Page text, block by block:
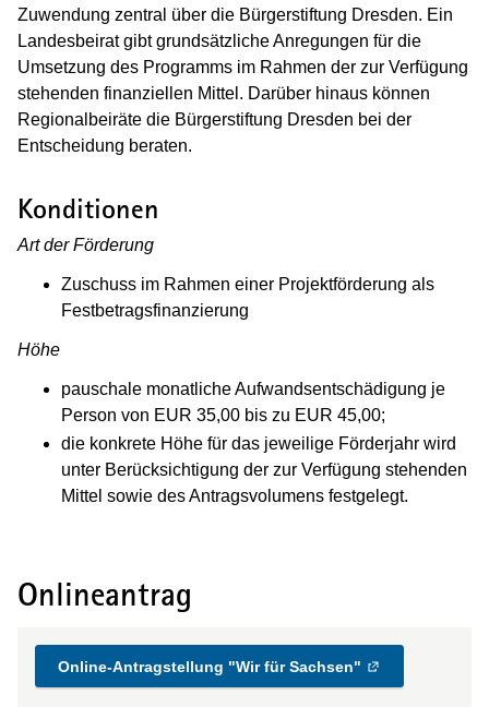
Zuwendung zentral über die Bürgerstiftung Dresden. Ein
Landesbeirat gibt grundsätzliche Anregungen für die
Umsetzung des Programms im Rahmen der zur Verfügung
stehenden finanziellen Mittel. Darüber hinaus können
Regionalbeiräte die Bürgerstiftung Dresden bei der
Entscheidung beraten.
Konditionen
Art der Förderung
Zuschuss im Rahmen einer Projektförderung als
Festbetragsfinanzierung
Höhe
pauschale monatliche Aufwandsentschädigung je
Person von EUR 35,00 bis zu EUR 45,00;
die konkrete Höhe für das jeweilige Förderjahr wird
unter Berücksichtigung der zur Verfügung stehenden
Mittel sowie des Antragsvolumens festgelegt.
Onlineantrag
Online-Antragstellung "Wir für Sachsen"